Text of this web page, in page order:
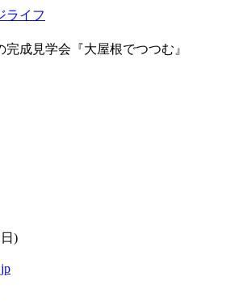
ライフ
完成見学会『大屋根でつつむ』
)